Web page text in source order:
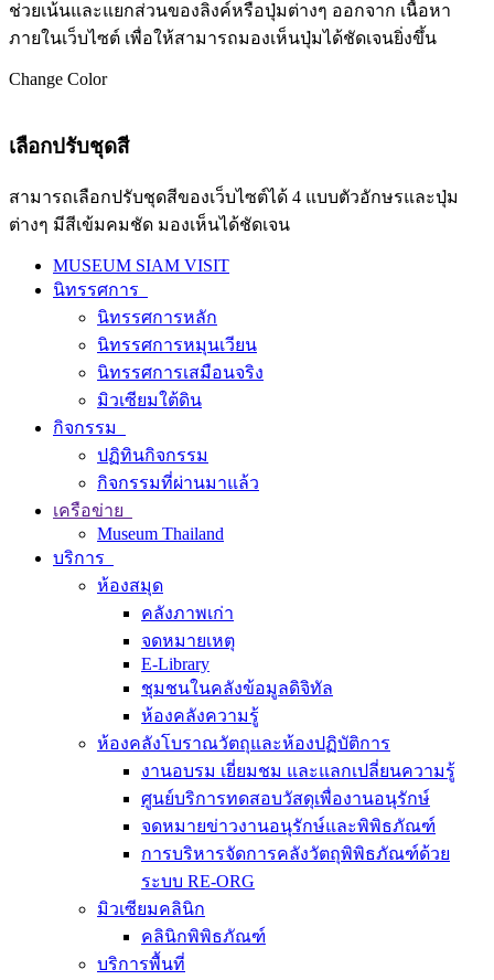
ช่วยเน้นและแยกส่วนของลิงค์หรือปุ่มต่างๆ ออกจาก เนื้อหา
ภายในเว็บไซต์ เพื่อให้สามารถมองเห็นปุ่มได้ชัดเจนยิ่งขึ้น
Change Color
เลือกปรับชุดสี
สามารถเลือกปรับชุดสีของเว็บไซต์ได้ 4 แบบตัวอักษรและปุ่ม
ต่างๆ มีสีเข้มคมชัด มองเห็นได้ชัดเจน
MUSEUM SIAM VISIT
นิทรรศการ
นิทรรศการหลัก
นิทรรศการหมุนเวียน
นิทรรศการเสมือนจริง
มิวเซียมใต้ดิน
กิจกรรม
ปฏิทินกิจกรรม
กิจกรรมที่ผ่านมาแล้ว
เครือข่าย
Museum Thailand
บริการ
ห้องสมุด
คลังภาพเก่า
จดหมายเหตุ
E-Library
ชุมชนในคลังข้อมูลดิจิทัล
ห้องคลังความรู้
ห้องคลังโบราณวัตถุและห้องปฏิบัติการ
งานอบรม เยี่ยมชม และแลกเปลี่ยนความรู้
ศูนย์บริการทดสอบวัสดุเพื่องานอนุรักษ์
จดหมายข่าวงานอนุรักษ์และพิพิธภัณฑ์
การบริหารจัดการคลังวัตถุพิพิธภัณฑ์ด้วย
ระบบ RE-ORG
มิวเซียมคลินิก
คลินิกพิพิธภัณฑ์
บริการพื้นที่